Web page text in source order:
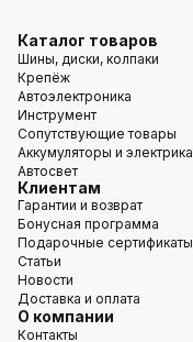
Каталог товаров
Шины, диски, колпаки
Крепёж
Автоэлектроника
Инструмент
Сопутствующие товары
Аккумуляторы и электрика
Автосвет
Клиентам
Гарантии и возврат
Бонусная программа
Подарочные сертификаты
Статьи
Новости
Доставка и оплата
О компании
Контакты